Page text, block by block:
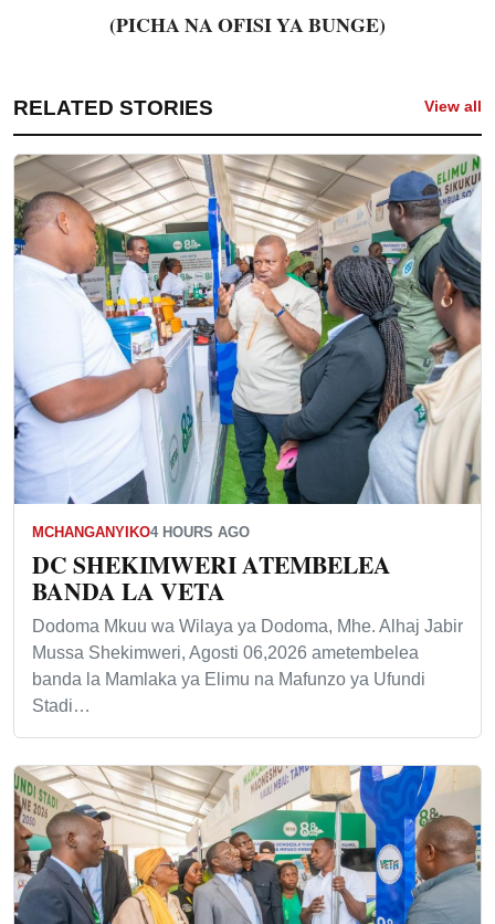
(PICHA NA OFISI YA BUNGE)
RELATED STORIES View all
MCHANGANYIKO4 HOURS AGO
DC SHEKIMWERI ATEMBELEA
BANDA LA VETA
Dodoma Mkuu wa Wilaya ya Dodoma, Mhe. Alhaj Jabir
Mussa Shekimweri, Agosti 06,2026 ametembelea
banda la Mamlaka ya Elimu na Mafunzo ya Ufundi
Stadi…